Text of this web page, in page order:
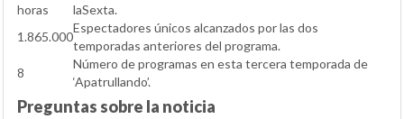
horas
laSexta.
1.865.000
Espectadores únicos alcanzados por las dos
temporadas anteriores del programa.
8
Número de programas en esta tercera temporada de
‘Apatrullando’.
Preguntas sobre la noticia